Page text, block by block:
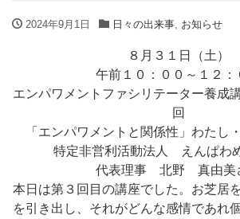
2024年9月1日 日々の出来事, お知らせ
８月３１日（土）
午前１０：００～１２：
エンパワメントファシリテーター養成
回
「エンパワメントと関係性」わたし
特定非営利活動法人 えんぱわ
代表理事 北野 真由美
本日は第３回目の講座でした。お芝居
を引き出し、それがどんな感情であれ